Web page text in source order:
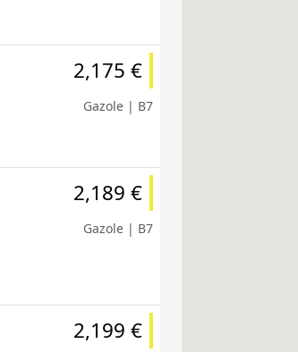
2,175 €
Gazole | B7
2,189 €
Gazole | B7
2,199 €